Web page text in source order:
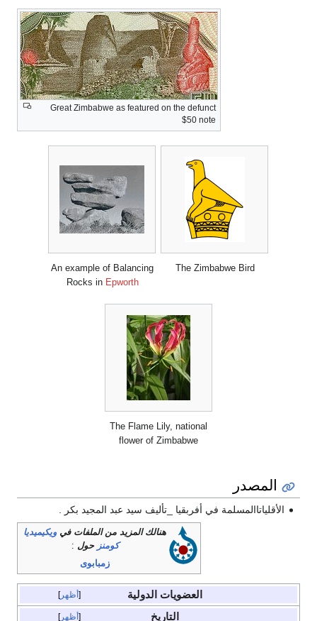
Great Zimbabwe as featured on the defunct
$50 note
The Zimbabwe Bird
An example of Balancing
Rocks in Epworth
The Flame Lily, national
flower of Zimbabwe
المصدر
الأقلياتاالمسلمة في أفربقيا _تأليف سيد عبد المجيد بكر .
هنالك المزيد من الملفات في ويكيميديا
كومنز حول :
زمبابوى
أظهر العضويات الدولية
أظهر التاريخ